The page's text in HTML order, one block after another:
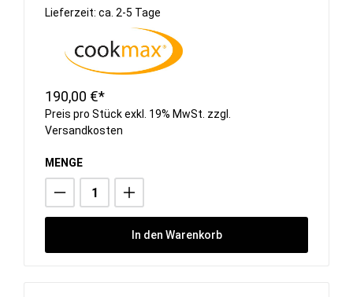
Lieferzeit: ca. 2-5 Tage
190,00 €*
Preis pro Stück exkl. 19% MwSt. zzgl.
Versandkosten
MENGE
In den Warenkorb